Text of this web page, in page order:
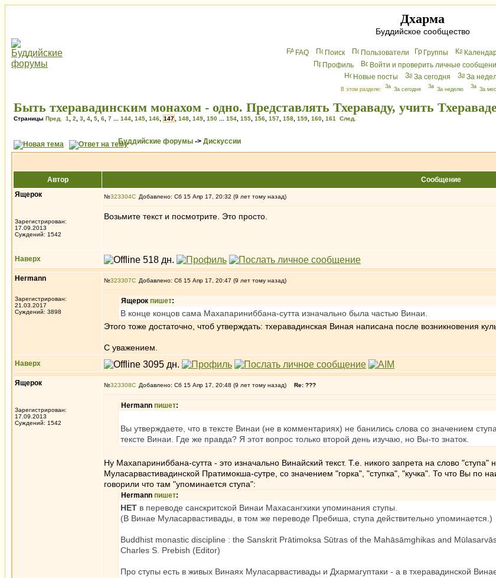
Дхарма
Буддийское сообщество
FAQ Поиск Пользователи Группы
Профиль
Войти и проверить личные
Новые посты
За сегодня За
В этом разделе: За сегодня За неделю За
Быть тхеравадинским монахом - одно. Представлять Тхераваду, учить
Страницы Пред. 1 2 3 4 5 6 7 144 145 146 147 148 149 150 154 155 156 157 158 159 160 161 След.
Буддийские форумы -> Дискуссии
Автор
Сообщение
Ящерок
Зарегистрирован:
17.09.2013
Суждений: 1542
№323304 Добавлено: Сб 15 Апр 17, 20:32 (9 лет тому назад)
Возьмите текст и посмотрите. Это просто.
Наверх
Hermann
Зарегистрирован:
21.03.2017
Суждений: 3898
№323307 Добавлено: Сб 15 Апр 17, 20:47 (9 лет тому назад)
Ящерок пишет:
В конце концов сама Махапариниббана-сутта изначально была частью Винаи.
Этого тоже достаточно, чтоб утверждать: тхеравадинская Виная написана после возникновения
С уважением.
Наверх
Ящерок
Зарегистрирован:
17.09.2013
Суждений: 1542
№323308 Добавлено: Сб 15 Апр 17, 20:48 (9 лет тому назад) Re: ???
Hermann пишет:
Вы утверждаете, что в тексте Винаи (не в комментариях) не банились слова со значением
тексте Винаи. Где же правда? Я этот вопрос только второй день изучаю, но Вы-то знаток.
Ну Махапариниббана-сутта - это изначально Винайский текст. Т.е. никого запрета на слово "ступа"
Муласарвастивадинской Пратимокша-сутре, со значением "горка", "ступка", "кучка". То что Вы по
говорили что там "упоминается ступа":
Hermann пишет:
НЕТ в переводе санскритской Винаи Махасангхики упоминания ступы.
(В Винае Муласарвастивады, в том же переводе Пребиша, ступа действительно упоминается.)
Buddhist monastic discipline : the Sanskrit Prātimoksa Sūtras of the Mahāsāmghikas and
Charles S. Prebish (Editor)
Про ступы есть в живых Винаях Муласарвастивады и Дхармагуптаки - а в тхеравадинской